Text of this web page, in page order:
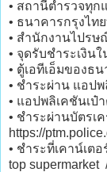
• สถานีตำรวจทุก
• ธนาคารกรุงไท
• สำนักงานไปร
• จุดรับชำระเงิน
• ตู้เอทีเอ็มของธ
• ชำระผ่าน แอป
• แอปพลิเคชันเป๋า
• ชำระผ่านบัตรเ
https://
• ชำระที่เคาน์เต
top supermarket